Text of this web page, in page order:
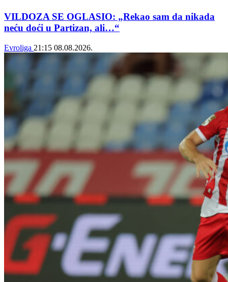
VILDOZA SE OGLASIO: „Rekao sam da nikada
neću doći u Partizan, ali…“
Evroliga 21:15 08.08.2026.